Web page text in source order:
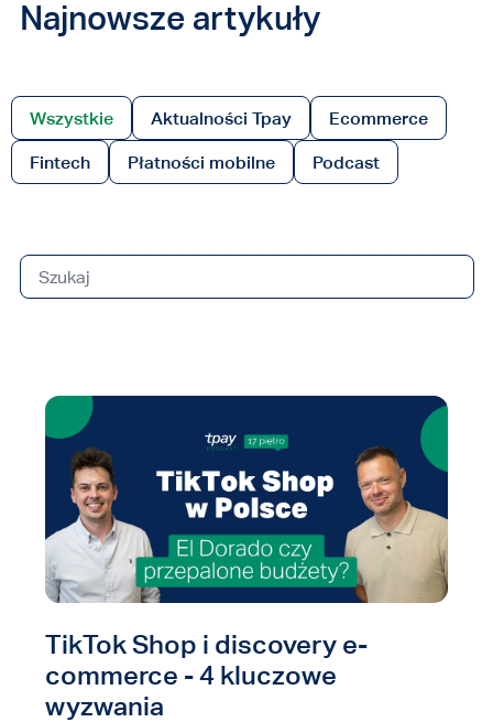
Najnowsze artykuły
Wszystkie Aktualności Tpay Ecommerce
Fintech Płatności mobilne Podcast
Wyszukiwanie...
TikTok Shop i discovery e-
commerce - 4 kluczowe
wyzwania